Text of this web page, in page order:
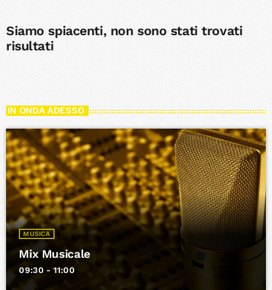
Siamo spiacenti, non sono stati trovati
risultati
IN ONDA ADESSO
MUSICA
Mix Musicale
09:30 - 11:00